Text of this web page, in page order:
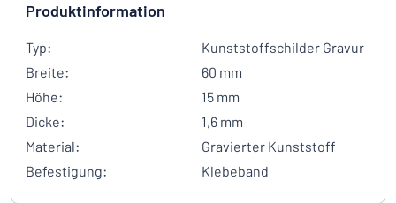
Produktinformation
Typ:
Kunststoffschilder Gravur
Breite:
60 mm
Höhe:
15 mm
Dicke:
1,6 mm
Material:
Gravierter Kunststoff
Befestigung:
Klebeband